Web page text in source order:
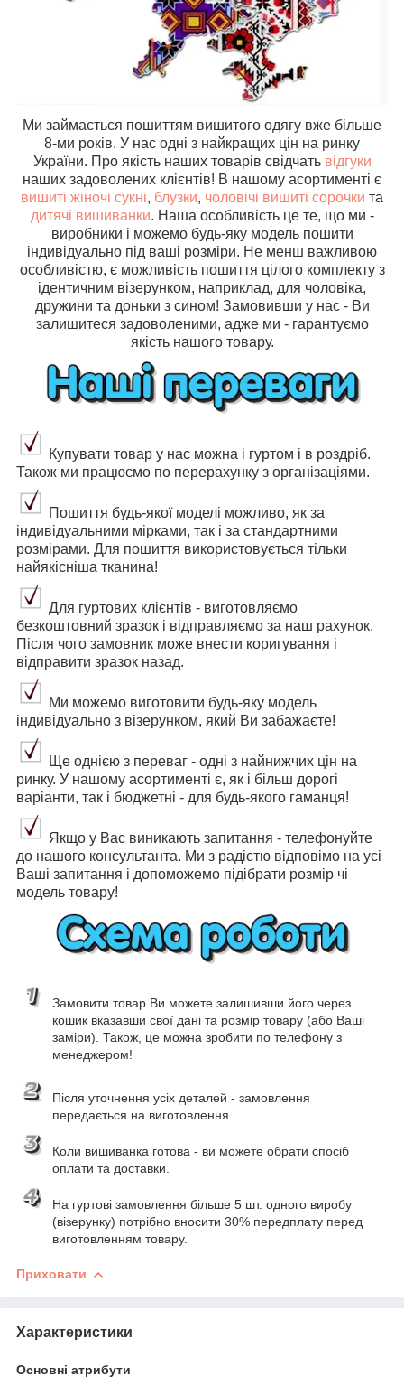
Ми займається пошиттям вишитого одягу вже більше
8-ми років. У нас одні з найкращих цін на ринку
України. Про якість наших товарів свідчать відгуки
наших задоволених клієнтів! В нашому асортименті є
вишиті жіночі сукні, блузки, чоловічі вишиті сорочки та
дитячі вишиванки. Наша особливість це те, що ми -
виробники і можемо будь-яку модель пошити
індивідуально під ваші розміри. Не менш важливою
особливістю, є можливість пошиття цілого комплекту з
ідентичним візерунком, наприклад, для чоловіка,
дружини та доньки з сином! Замовивши у нас - Ви
залишитеся задоволеними, адже ми - гарантуємо
якість нашого товару.
Купувати товар у нас можна і гуртом і в роздріб.
Також ми працюємо по перерахунку з організаціями.
Пошиття будь-якої моделі можливо, як за
індивідуальними мірками, так і за стандартними
розмірами. Для пошиття використовується тільки
найякісніша тканина!
Для гуртових клієнтів - виготовляємо
безкоштовний зразок і відправляємо за наш рахунок.
Після чого замовник може внести коригування і
відправити зразок назад.
Ми можемо виготовити будь-яку модель
індивідуально з візерунком, який Ви забажаєте!
Ще однією з переваг - одні з найнижчих цін на
ринку. У нашому асортименті є, як і більш дорогі
варіанти, так і бюджетні - для будь-якого гаманця!
Якщо у Вас виникають запитання - телефонуйте
до нашого консультанта. Ми з радістю відповімо на усі
Ваші запитання і допоможемо підібрати розмір чі
модель товару!
Замовити товар Ви можете залишивши його через
кошик вказавши свої дані та розмір товару (або Ваші
заміри). Також, це можна зробити по телефону з
менеджером!
Після уточнення усіх деталей - замовлення
передається на виготовлення.
Коли вишиванка готова - ви можете обрати спосіб
оплати та доставки.
На гуртові замовлення більше 5 шт. одного виробу
(візерунку) потрібно вносити 30% передплату перед
виготовленням товару.
Приховати
Характеристики
Основні атрибути